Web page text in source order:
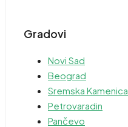
Gradovi
Novi Sad
Beograd
Sremska Kamenica
Petrovaradin
Pančevo